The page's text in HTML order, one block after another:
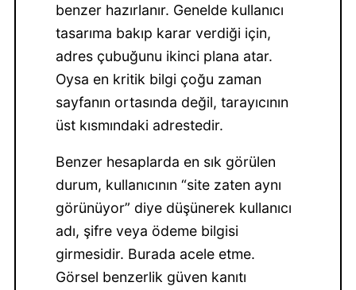
benzer hazırlanır. Genelde kullanıcı
tasarıma bakıp karar verdiği için,
adres çubuğunu ikinci plana atar.
Oysa en kritik bilgi çoğu zaman
sayfanın ortasında değil, tarayıcının
üst kısmındaki adrestedir.
Benzer hesaplarda en sık görülen
durum, kullanıcının “site zaten aynı
görünüyor” diye düşünerek kullanıcı
adı, şifre veya ödeme bilgisi
girmesidir. Burada acele etme.
Görsel benzerlik güven kanıtı